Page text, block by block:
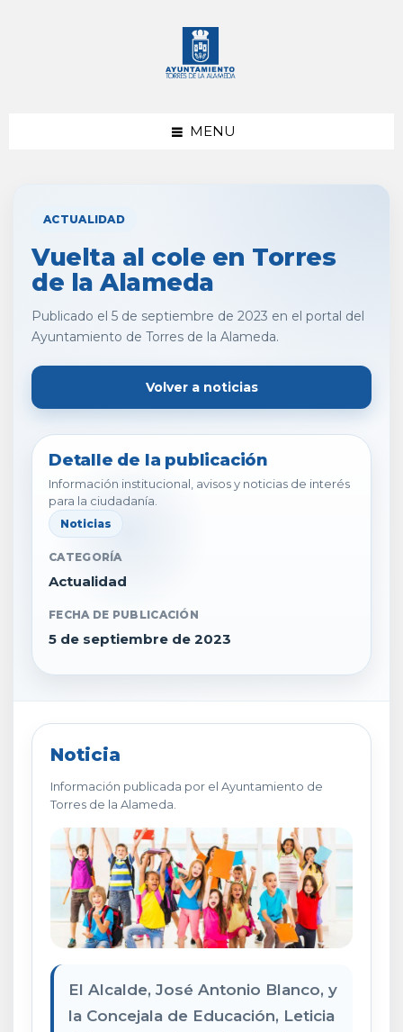
MENU
ACTUALIDAD
Vuelta al cole en Torres
de la Alameda
Publicado el 5 de septiembre de 2023 en el portal del
Ayuntamiento de Torres de la Alameda.
Volver a noticias
Detalle de la publicación
Información institucional, avisos y noticias de interés
para la ciudadanía.
Noticias
CATEGORÍA
Actualidad
FECHA DE PUBLICACIÓN
5 de septiembre de 2023
Noticia
Información publicada por el Ayuntamiento de
Torres de la Alameda.
El Alcalde, José Antonio Blanco, y
la Concejala de Educación, Leticia